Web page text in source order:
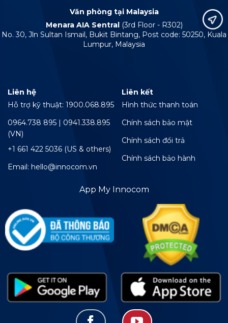
Văn phòng tại Malaysia
Menara AIA Sentral (3rd Floor - R302)
No. 30, Jln Sultan Ismail, Bukit Bintang, Post code: 50250, Kuala
Lumpur, Malaysia
Liên hệ
Hỗ trợ kỹ thuật: 1900.068.895
0964.738 895 | 0941.338.895
(VN)
+1 661 422 5036 (US & others)
Email: hello@innocom.vn
Liên kết
Hình thức thanh toán
Chính sách bảo mật
Chính sách đổi trả
Chính sách bảo hành
App My Innocom